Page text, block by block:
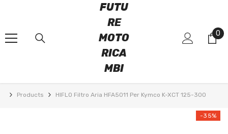
FUTU
RE
MOTO
RICA
MBI
0
0
Products HIFLO Filtro Aria HFA5011 Per Kymco K-XCT 125-300
-35%